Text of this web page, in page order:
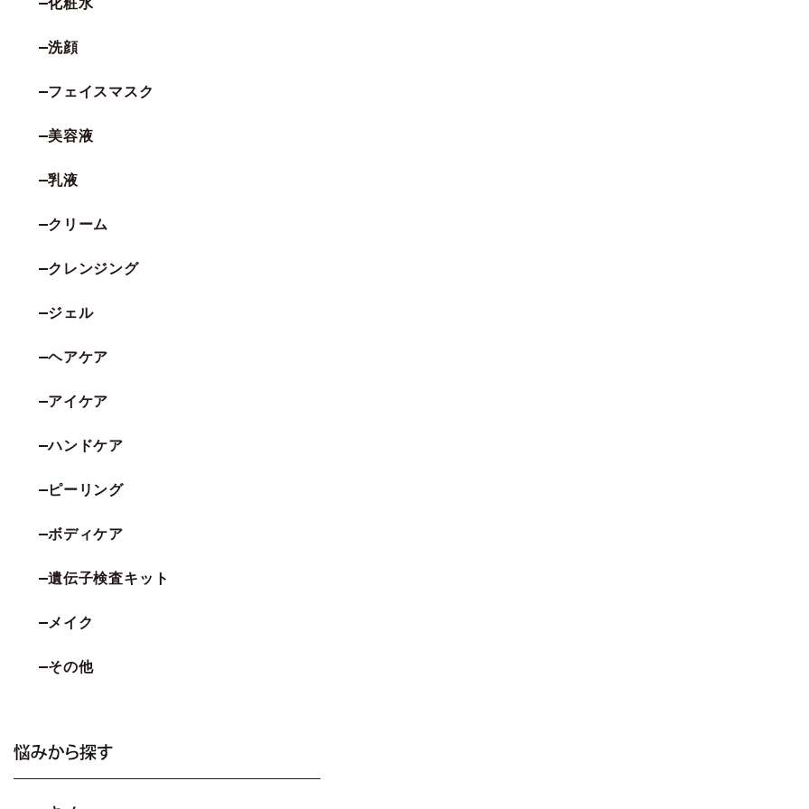
化粧水
洗顔
フェイスマスク
美容液
乳液
クリーム
クレンジング
ジェル
ヘアケア
アイケア
ハンドケア
ピーリング
ボディケア
遺伝子検査キット
メイク
その他